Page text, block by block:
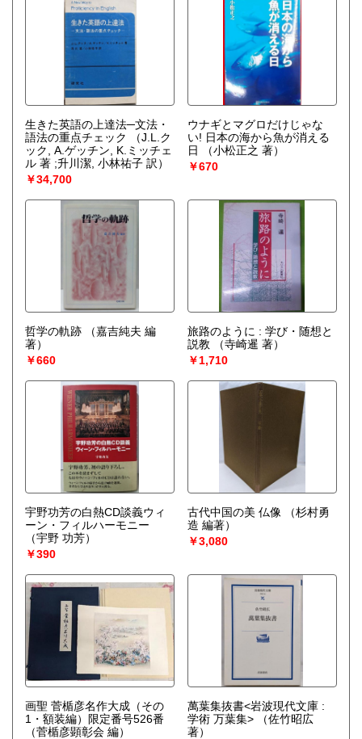
生きた英語の上達法─文法・
語法の重点チェック
（J.L.ク
ック, A.ゲッチン, K.ミッチェ
ル 著 ;升川潔, 小林祐子 訳）
￥34,700
ウナギとマグロだけじゃな
い! 日本の海から魚が消える
日
（小松正之 著）
￥670
哲学の軌跡
（嘉吉純夫 編
著）
￥660
旅路のように : 学び・随想と
説教
（寺崎暹 著）
￥1,710
宇野功芳の白熱CD談義ウィ
ーン・フィルハーモニー
（宇野 功芳）
￥390
古代中国の美 仏像
（杉村勇
造 編著）
￥3,080
画聖 菅楯彦名作大成（その
1・額装編）限定番号526番
（菅楯彦顕彰会 編）
萬葉集抜書<岩波現代文庫 :
学術 万葉集>
（佐竹昭広
著）